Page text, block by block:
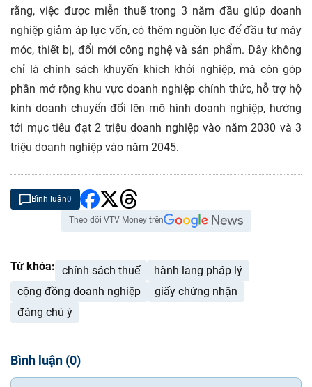
rằng, việc được miễn thuế trong 3 năm đầu giúp doanh
nghiệp giảm áp lực vốn, có thêm nguồn lực để đầu tư máy
móc, thiết bị, đổi mới công nghệ và sản phẩm. Đây không
chỉ là chính sách khuyến khích khởi nghiệp, mà còn góp
phần mở rộng khu vực doanh nghiệp chính thức, hỗ trợ hộ
kinh doanh chuyển đổi lên mô hình doanh nghiệp, hướng
tới mục tiêu đạt 2 triệu doanh nghiệp vào năm 2030 và 3
triệu doanh nghiệp vào năm 2045.
Bình luận0
Theo dõi VTV Money trên
Từ khóa: chính sách thuế
hành lang pháp lý
cộng đồng doanh nghiệp
giấy chứng nhận
đáng chú ý
Bình luận (0)